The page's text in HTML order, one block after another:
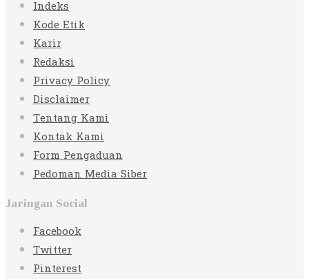
Indeks
Kode Etik
Karir
Redaksi
Privacy Policy
Disclaimer
Tentang Kami
Kontak Kami
Form Pengaduan
Pedoman Media Siber
Jaringan Social
Facebook
Twitter
Pinterest